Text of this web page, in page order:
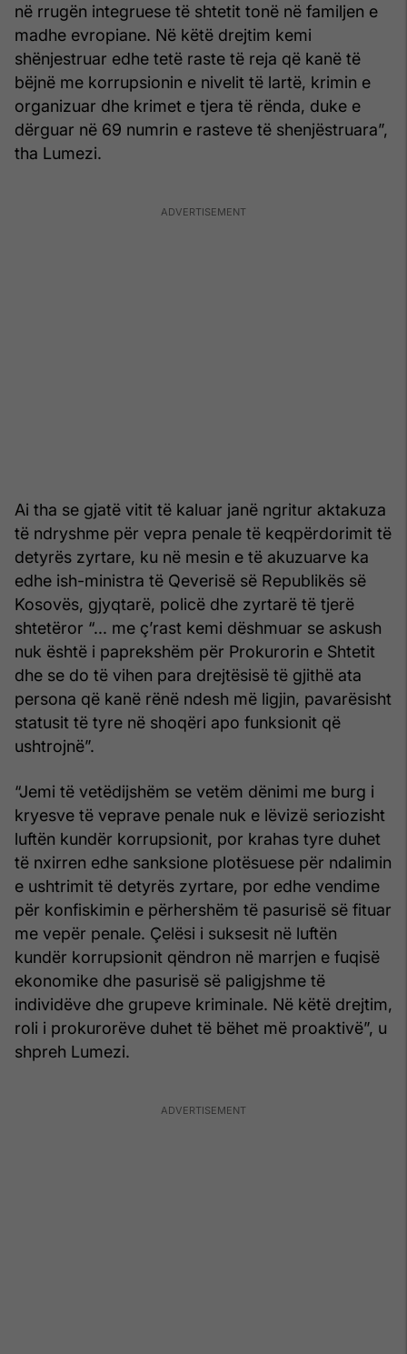
në rrugën integruese të shtetit tonë në familjen e
madhe evropiane. Në këtë drejtim kemi
shënjestruar edhe tetë raste të reja që kanë të
bëjnë me korrupsionin e nivelit të lartë, krimin e
organizuar dhe krimet e tjera të rënda, duke e
dërguar në 69 numrin e rasteve të shenjëstruara”,
tha Lumezi.
Ai tha se gjatë vitit të kaluar janë ngritur aktakuza
të ndryshme për vepra penale të keqpërdorimit të
detyrës zyrtare, ku në mesin e të akuzuarve ka
edhe ish-ministra të Qeverisë së Republikës së
Kosovës, gjyqtarë, policë dhe zyrtarë të tjerë
shtetëror “... me ç’rast kemi dëshmuar se askush
nuk është i paprekshëm për Prokurorin e Shtetit
dhe se do të vihen para drejtësisë të gjithë ata
persona që kanë rënë ndesh më ligjin, pavarësisht
statusit të tyre në shoqëri apo funksionit që
ushtrojnë”.
“Jemi të vetëdijshëm se vetëm dënimi me burg i
kryesve të veprave penale nuk e lëvizë seriozisht
luftën kundër korrupsionit, por krahas tyre duhet
të nxirren edhe sanksione plotësuese për ndalimin
e ushtrimit të detyrës zyrtare, por edhe vendime
për konfiskimin e përhershëm të pasurisë së fituar
me vepër penale. Çelësi i suksesit në luftën
kundër korrupsionit qëndron në marrjen e fuqisë
ekonomike dhe pasurisë së paligjshme të
individëve dhe grupeve kriminale. Në këtë drejtim,
roli i prokurorëve duhet të bëhet më proaktivë”, u
shpreh Lumezi.